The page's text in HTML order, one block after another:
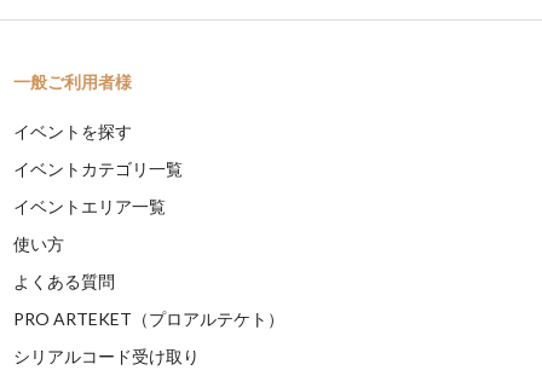
一般ご利用者様
イベントを探す
イベントカテゴリ一覧
イベントエリア一覧
使い方
よくある質問
PRO ARTEKET（プロアルテケト）
シリアルコード受け取り